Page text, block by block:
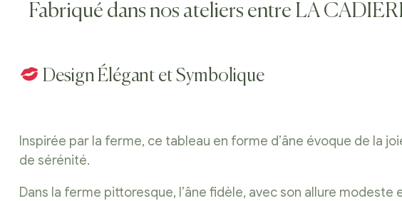
Fabriqué dans nos ateliers entre LA
Design Élégant et Symbolique
Inspirée par la ferme, ce tableau en forme d’âne évoque de la
de sérénité.
Dans la ferme pittoresque, l’âne fidèle, avec son allure